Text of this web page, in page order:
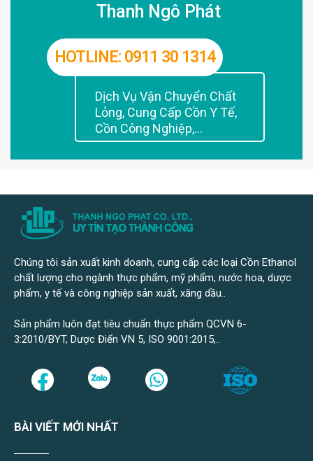
Thanh Ngô Phát
HOTLINE: 0911 30 1314
Dịch Vụ Vận Chuyển Chất
Lỏng, Cung Cấp Cồn Y Tế,
Cồn Công Nghiệp,...
Chúng tôi sản xuất kinh doanh, cung cấp các loại Cồn Ethanol
chất lượng cho ngành thực phẩm, mỹ phẩm, nước hoa, dược
phẩm, y tế và công nghiệp sản xuất, xăng dầu..
Sản phẩm luôn đạt tiêu chuẩn thực phẩm QCVN 6-
3:2010/BYT, Dược Điển VN 5, ISO 9001:2015,..
BÀI VIẾT MỚI NHẤT